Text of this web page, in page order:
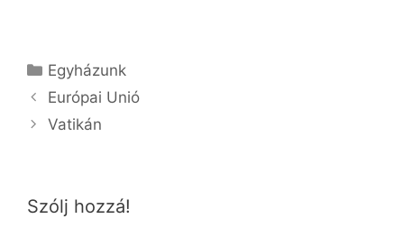
Kategória
Egyházunk
Európai Unió
Vatikán
Szólj hozzá!